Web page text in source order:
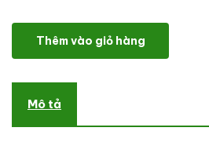
Boostlabs – SEO & Digital Marketing
Thêm vào giỏ hàng
Mô tả